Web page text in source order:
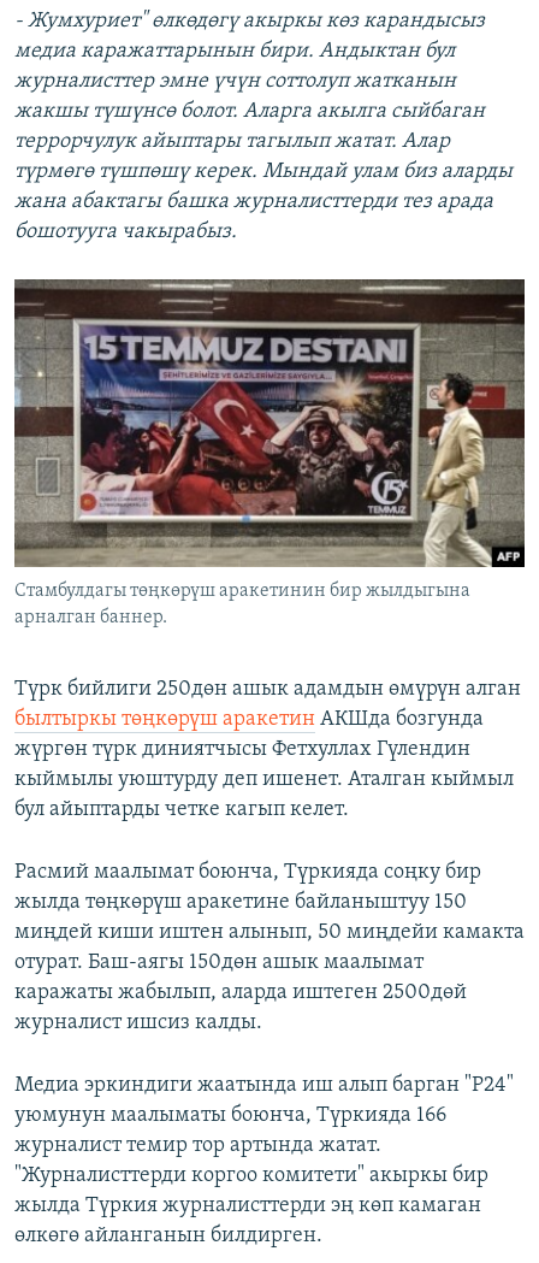
- Жумхуриет" өлкөдөгү акыркы көз карандысыз
медиа каражаттарынын бири. Андыктан бул
журналисттер эмне үчүн соттолуп жатканын
жакшы түшүнсө болот. Аларга акылга сыйбаган
террорчулук айыптары тагылып жатат. Алар
түрмөгө түшпөшү керек. Мындай улам биз аларды
жана абактагы башка журналисттерди тез арада
бошотууга чакырабыз.
Стамбулдагы төңкөрүш аракетинин бир жылдыгына
арналган баннер.
Түрк бийлиги 250дөн ашык адамдын өмүрүн алган
былтыркы төңкөрүш аракетин АКШда бозгунда
жүргөн түрк диниятчысы Фетхуллах Гүлендин
кыймылы уюштурду деп ишенет. Аталган кыймыл
бул айыптарды четке кагып келет.
Расмий маалымат боюнча, Түркияда соңку бир
жылда төңкөрүш аракетине байланыштуу 150
миңдей киши иштен алынып, 50 миңдейи камакта
отурат. Баш-аягы 150дөн ашык маалымат
каражаты жабылып, аларда иштеген 2500дөй
журналист ишсиз калды.
Медиа эркиндиги жаатында иш алып барган "P24"
уюмунун маалыматы боюнча, Түркияда 166
журналист темир тор артында жатат.
"Журналисттерди коргоо комитети" акыркы бир
жылда Түркия журналисттерди эң көп камаган
өлкөгө айланганын билдирген.